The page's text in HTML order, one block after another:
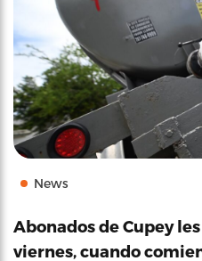
News
Abonados de Cupey
viernes, cuando